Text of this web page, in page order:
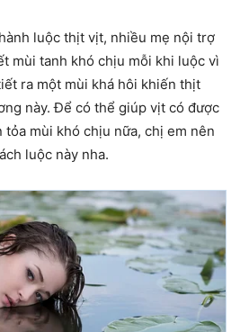
luộc thịt vịt, nhiều mẹ nội trợ
mùi tanh khó chịu mỗi khi luộc vì
ra một mùi khá hôi khiến thịt
này. Để có thể giúp vịt có được
mùi khó chịu nữa, chị em nên
luộc này nha.